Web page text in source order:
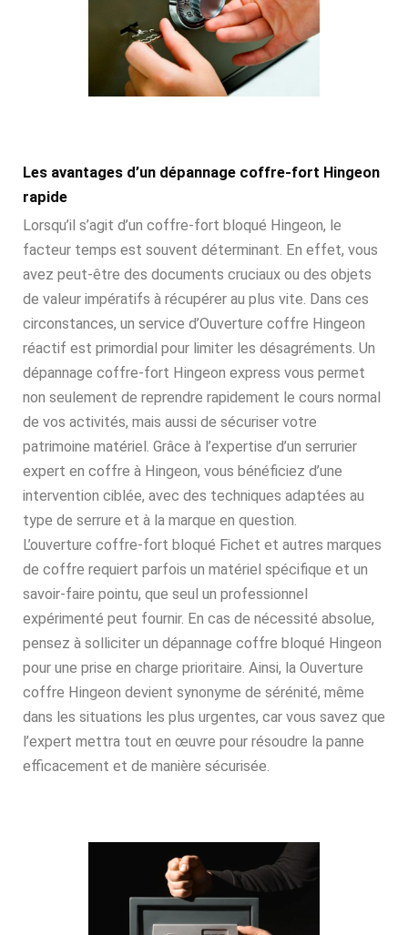
Les avantages d’un dépannage coffre-fort Hingeon
rapide
Lorsqu’il s’agit d’un coffre-fort bloqué Hingeon, le
facteur temps est souvent déterminant. En effet, vous
avez peut-être des documents cruciaux ou des objets
de valeur impératifs à récupérer au plus vite. Dans ces
circonstances, un service d’Ouverture coffre Hingeon
réactif est primordial pour limiter les désagréments. Un
dépannage coffre-fort Hingeon express vous permet
non seulement de reprendre rapidement le cours normal
de vos activités, mais aussi de sécuriser votre
patrimoine matériel. Grâce à l’expertise d’un serrurier
expert en coffre à Hingeon, vous bénéficiez d’une
intervention ciblée, avec des techniques adaptées au
type de serrure et à la marque en question.
L’ouverture coffre-fort bloqué Fichet et autres marques
de coffre requiert parfois un matériel spécifique et un
savoir-faire pointu, que seul un professionnel
expérimenté peut fournir. En cas de nécessité absolue,
pensez à solliciter un dépannage coffre bloqué Hingeon
pour une prise en charge prioritaire. Ainsi, la Ouverture
coffre Hingeon devient synonyme de sérénité, même
dans les situations les plus urgentes, car vous savez que
l’expert mettra tout en œuvre pour résoudre la panne
efficacement et de manière sécurisée.